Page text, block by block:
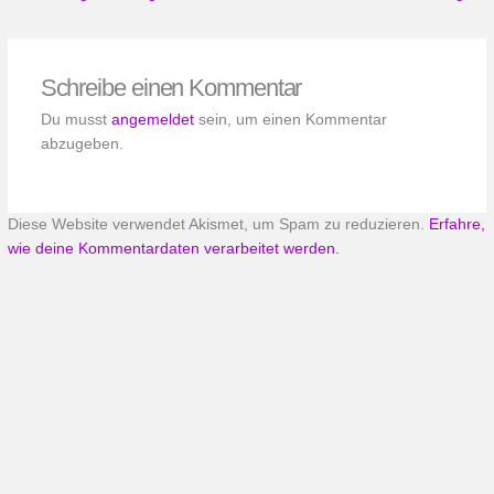
Schreibe einen Kommentar
Du musst angemeldetsein, um einen Kommentar
abzugeben.
Diese Website verwendet Akismet, um Spam zu reduzieren. Erfahre,
wie deine Kommentardaten verarbeitet werden.